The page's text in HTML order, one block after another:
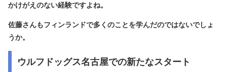
かけがえのない経験ですよね。
佐藤さんもフィンランドで多くのことを学んだのではないでしょ
うか。
ウルフドッグス名古屋での新たなスタート